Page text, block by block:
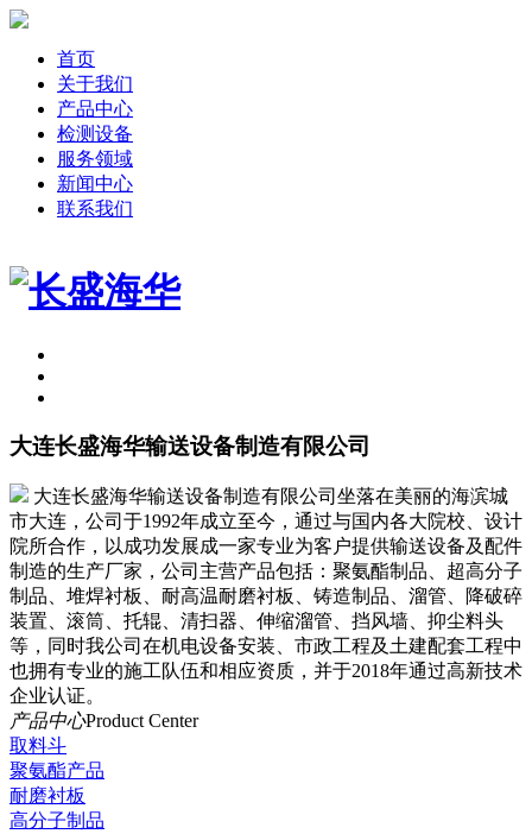
首页
关于我们
产品中心
检测设备
服务领域
新闻中心
联系我们
大连长盛海华输送设备制造有限公司
大连长盛海华输送设备制造有限公司坐落在美丽的海滨城
市大连，公司于1992年成立至今，通过与国内各大院校、设计
院所合作，以成功发展成一家专业为客户提供输送设备及配件
制造的生产厂家，公司主营产品包括：聚氨酯制品、超高分子
制品、堆焊衬板、耐高温耐磨衬板、铸造制品、溜管、降破碎
装置、滚筒、托辊、清扫器、伸缩溜管、挡风墙、抑尘料头
等，同时我公司在机电设备安装、市政工程及土建配套工程中
也拥有专业的施工队伍和相应资质，并于2018年通过高新技术
企业认证。
产品中心Product Center
取料斗
聚氨酯产品
耐磨衬板
高分子制品